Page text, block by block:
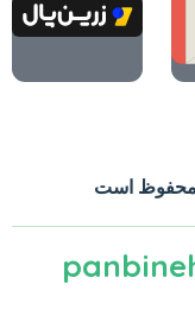
محفوظ است